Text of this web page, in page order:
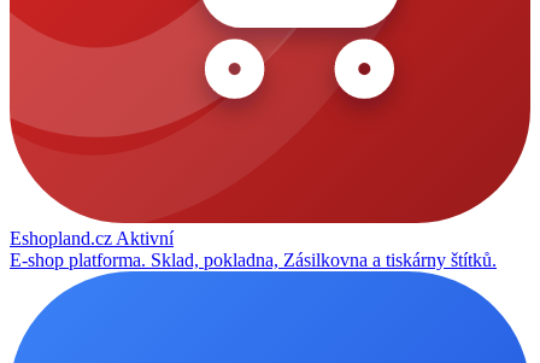
Eshopland.cz Aktivní
E-shop platforma. Sklad, pokladna, Zásilkovna a tiskárny štítků.